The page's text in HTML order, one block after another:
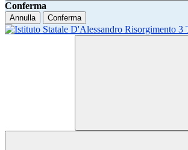
Conferma
Annulla Conferma